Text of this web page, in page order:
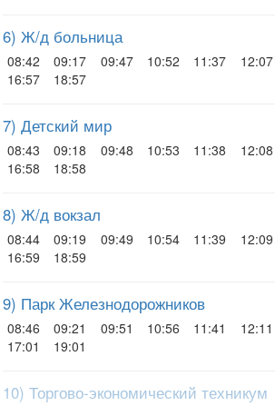
6) Ж/д больница
08:42 09:17 09:47 10:52 11:37 12:07
16:57
18:57
7) Детский мир
08:43 09:18 09:48 10:53 11:38 12:08
16:58
18:58
8) Ж/д вокзал
08:44 09:19 09:49 10:54 11:39 12:09
16:59
18:59
9) Парк Железнодорожников
08:46 09:21 09:51 10:56 11:41 12:11
17:01
19:01
10) Торгово-экономический техникум